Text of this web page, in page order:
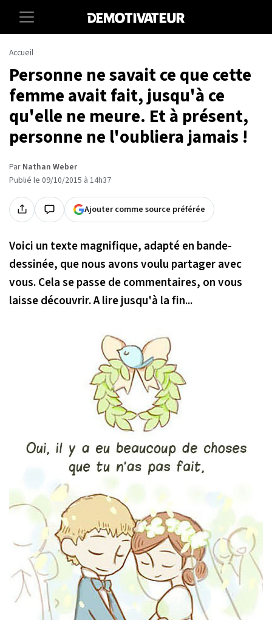
Accueil
Personne ne savait ce que cette
femme avait fait, jusqu'à ce
qu'elle ne meure. Et à présent,
personne ne l'oubliera jamais !
Par Nathan Weber
Publié le 09/10/2015 à 14h37
Ajouter comme source préférée
Voici un texte magnifique, adapté en bande-
dessinée, que nous avons voulu partager avec
vous. Cela se passe de commentaires, on vous
laisse découvrir. A lire jusqu'à la fin...